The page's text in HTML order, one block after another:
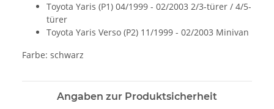
Toyota Yaris (P1) 04/1999 - 02/2003 2/3-türer / 4/5-
türer
Toyota Yaris Verso (P2) 11/1999 - 02/2003 Minivan
Farbe: schwarz
Angaben zur Produktsicherheit